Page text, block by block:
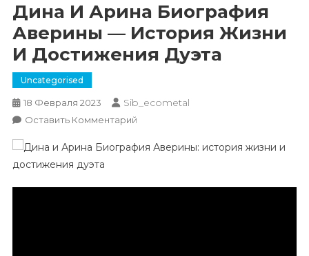
Дина И Арина Биография
Аверины — История Жизни
И Достижения Дуэта
Uncategorised
18 Февраля 2023 Sib_ecometal
Оставить КомментарийК
И